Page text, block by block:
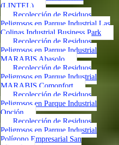
(LINTEL)
Recolección de Residuos
Peligrosos en Parque Industrial Las
Colinas Industrial Business Park
Recolección de Residuos
Peligrosos en Parque Industrial
MARABIS Abasolo
Recolección de Residuos
Peligrosos en Parque Industrial
MARABIS Comonfort
Recolección de Residuos
Peligrosos en Parque Industrial
Opción
Recolección de Residuos
Peligrosos en Parque Industrial
Polígono Empresarial San